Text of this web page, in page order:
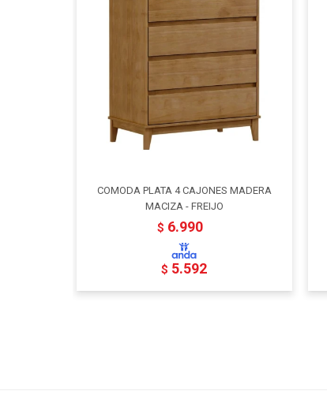
COMODA PLATA 4 CAJONES MADERA
MACIZA - FREIJO
$ 6.990
$ 5.592